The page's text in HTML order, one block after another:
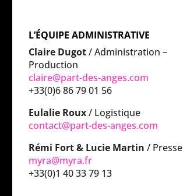
L’ÉQUIPE ADMINISTRATIVE
Claire Dugot/ Administration –
Production
claire@part-des-anges.com
+33(0)6 86 79 01 56
Eulalie Roux/ Logistique
contact@part-des-anges.com
Rémi Fort & Lucie Martin / Presse
myra@myra.fr
+33(0)1 40 33 79 13